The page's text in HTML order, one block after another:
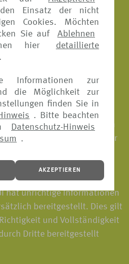
Einsatz der nicht
Cookies. Möchten
Sie auf
Ablehnen
hier
detaillierte
Informationen zur
die Möglichkeit zur
finden Sie in
. Bitte beachten
Datenschutz-Hinweis
.
AKZEPTIEREN
bei
verlangen sowie
geltend machen.
ein unverbindliches
TUI bemüht sich, dass die
Webseite zutreffend
sind. Die Informationen
TUI gibt hinsichtlich der
Webseite keine
für die Richtigkeit
Gewährleistung oder
hat unrichtige Informationen
bereitgestellt. Dies gilt
und Vollständigkeit
Dritte bereitgestellt